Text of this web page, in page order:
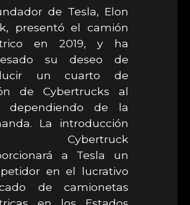
de Tesla, Elon
presentó el camión
en 2019, y ha
su deseo de
un cuarto de
de Cybertrucks al
dependiendo de la
La introducción
Cybertruck
a Tesla un
en el lucrativo
de camionetas